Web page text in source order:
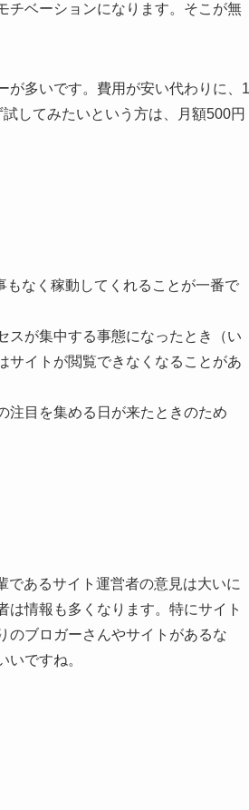
チベーションになります。そこが無
が多いです。費用が安い代わりに、1
してみたいという方は、月額500円
なく稼動してくれることが一番で
スが集中する事態になったとき（い
サイトが閲覧できなくなることがあ
注目を集める日が来たときのため
あるサイト運営者の意見は大いに
情報も多くなります。特にサイト
のブロガーさんやサイトがあるな
ですね。